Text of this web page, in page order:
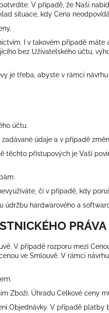
V případě, že Naši
situace, kdy Cena
I v takovém případě
bez Uživatelského účtu,
je třeba, abyste v rámci
účtu.
údaje a v případě
přístupových je Vaší
či v případě, kdy
hardwarového a
PRÁVA
V případě rozporu mezi
ve Smlouvě. V rámci
Zboží. Úhradu Celkové ceny
Objednávky. V případě